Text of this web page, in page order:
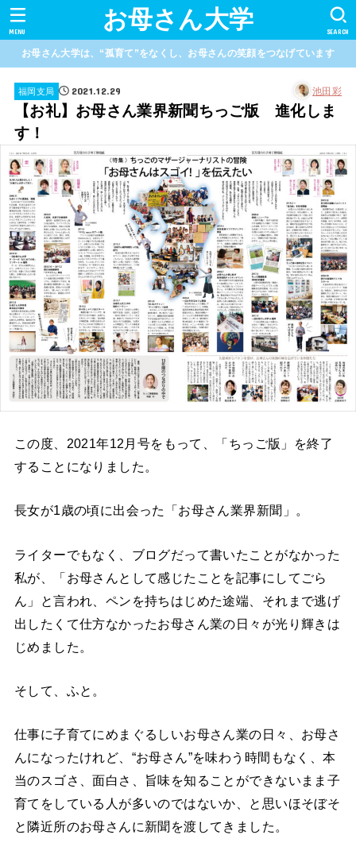
お母さん大学 SEARCH
MENU
お母さん大学は、“孤育て”をなくし、お母さんの笑顔をつなげています
福岡支局 2021.12.29 池田彩
【お礼】お母さん業界新聞ちっご版 進化しま
す！
この度、2021年12月号をもって、「ちっご版」を終了
することになりました。
長女が1歳の頃に出会った「お母さん業界新聞」。
ライターでもなく、ブログだって書いたことがなかった
私が、「お母さんとして感じたことを記事にしてごら
ん」と言われ、ペンを持ちはじめた途端、それまで逃げ
出したくて仕方なかったお母さん業の日々が光り輝きは
じめました。
そして、ふと。
仕事に子育てにめまぐるしいお母さん業の日々、お母さ
んになったけれど、“お母さん”を味わう時間もなく、本
当のスゴさ、面白さ、旨味を知ることができないまま子
育てをしている人が多いのではないか、と思いほそぼそ
と隣近所のお母さんに新聞を渡してきました。